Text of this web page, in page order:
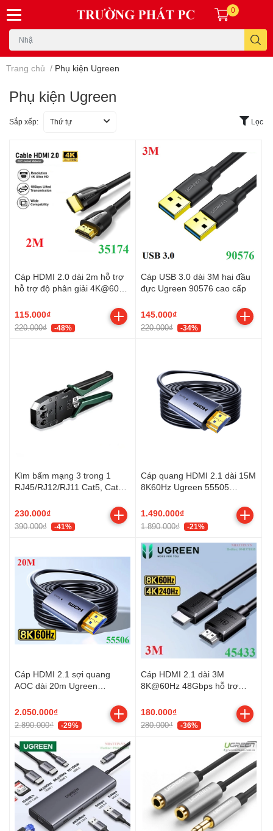
0
Trang chủ / Phụ kiện Ugreen
Phụ kiện Ugreen
Sắp xếp: Thứ tự Lọc
Cáp HDMI 2.0 dài 2m hỗ trợ
hỗ trợ độ phân giải 4K@60Hz
115.000₫
220.000₫ -48%
Cáp USB 3.0 dài 3M hai đầu
đực Ugreen 90576 cao cấp
145.000₫
220.000₫ -34%
Kìm bấm mạng 3 trong 1
RJ45/RJ12/RJ11 Cat5, Cat5e,
230.000₫
390.000₫ -41%
Cáp quang HDMI 2.1 dài 15M
8K60Hz Ugreen 55505
1.490.000₫
1.890.000₫ -21%
Cáp HDMI 2.1 sợi quang
AOC dài 20m Ugreen
8K@60Hz cao cấp
2.050.000₫
2.890.000₫ -29%
Cáp HDMI 2.1 dài 3M
8K@60Hz 48Gbps hỗ trợ
cao cấp
180.000₫
280.000₫ -36%